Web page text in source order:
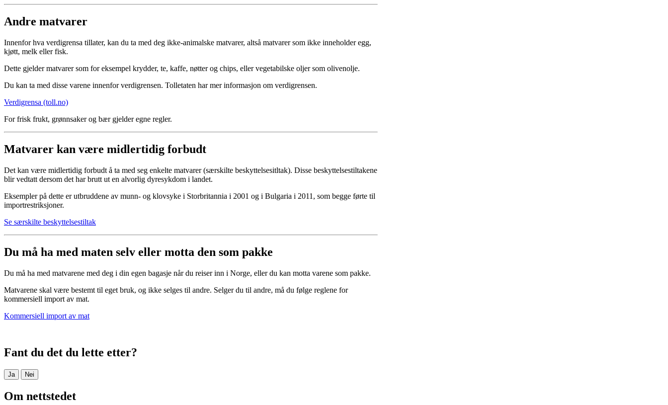
Andre matvarer
Innenfor hva verdigrensa tillater, kan du ta med deg ikke-animalske matvarer, altså matvarer som ikke inneholder egg,
kjøtt, melk eller fisk.
Dette gjelder matvarer som for eksempel krydder, te, kaffe, nøtter og chips, eller vegetabilske oljer som olivenolje.
Du kan ta med disse varene innenfor verdigrensen. Tolletaten har mer informasjon om verdigrensen.
Verdigrensa (toll.no)
For frisk frukt, grønnsaker og bær gjelder egne regler.
Matvarer kan være midlertidig forbudt
Det kan være midlertidig forbudt å ta med seg enkelte matvarer (særskilte beskyttelsesitltak). Disse beskyttelsestiltakene
blir vedtatt dersom det har brutt ut en alvorlig dyresykdom i landet.
Eksempler på dette er utbruddene av munn- og klovsyke i Storbritannia i 2001 og i Bulgaria i 2011, som begge førte til
importrestriksjoner.
Se særskilte beskyttelsestiltak
Du må ha med maten selv eller motta den som pakke
Du må ha med matvarene med deg i din egen bagasje når du reiser inn i Norge, eller du kan motta varene som pakke.
Matvarene skal være bestemt til eget bruk, og ikke selges til andre. Selger du til andre, må du følge reglene for
kommersiell import av mat.
Kommersiell import av mat
Fant du det du lette etter?
Ja Nei
Om nettstedet